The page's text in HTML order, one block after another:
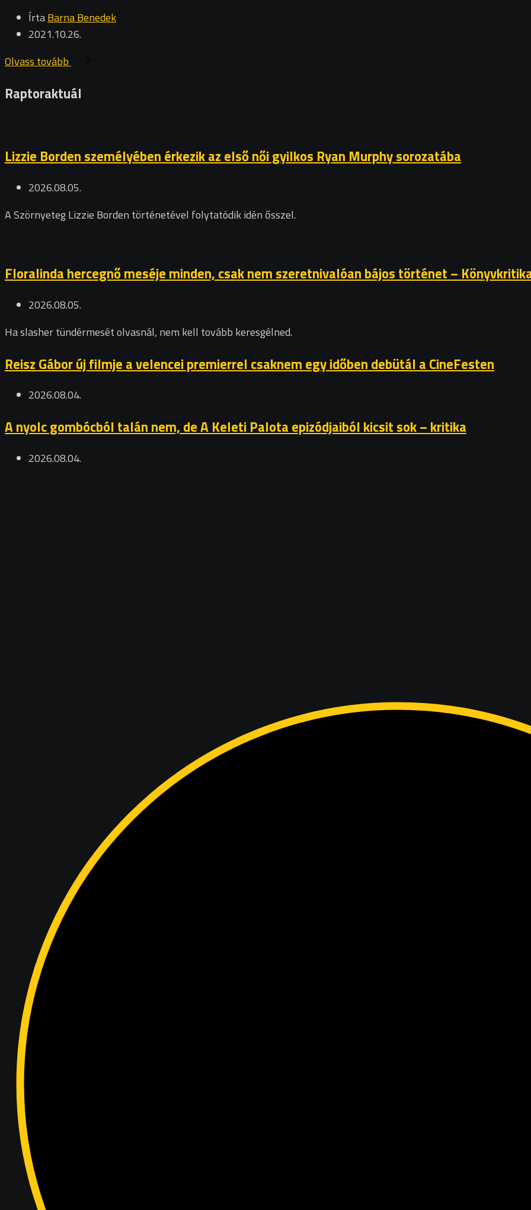
ÍrtaBarna Benedek
2021.10.26.
Olvass tovább
Raptoraktuál
Lizzie Borden személyében érkezik az első női gyilkos Ryan Murphy sorozatába
2026.08.05.
A Szörnyeteg Lizzie Borden történetével folytatódik idén ősszel.
Floralinda hercegnő meséje minden, csak nem szeretnivalóan bájos történet –
2026.08.05.
Ha slasher tündérmesét olvasnál, nem kell tovább keresgélned.
Reisz Gábor új filmje a velencei premierrel csaknem egy időben debütál a CineFesten
2026.08.04.
A nyolc gombócból talán nem, de A Keleti Palota epizódjaiból kicsit sok – kritika
2026.08.04.